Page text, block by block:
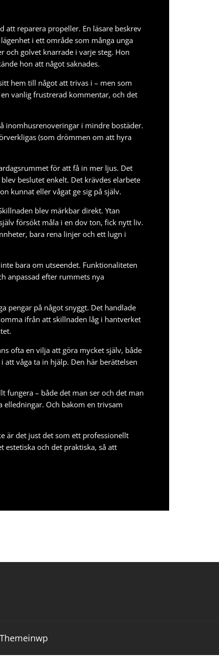
att reparera propeller. En läsare beskrev
i ett område som många unga
och golvet knarrade i varje steg. Hon
hon att något saknades.
hem till något att trivas i – men som
vanlig frustrerad kommentar, och det
inomhusrenoveringar i mindre bostäder.
(som drömmen om att hyra
för att få in mer ljus. Det
beslutet enkelt. Det krävdes elarbete
kunnat eller vågat ge sig på själv.
blev märkbar direkt. Ytan
försökt måla i en dov ton, fick nytt liv.
bara rena linjer och ett lugn i
bara om utseendet. Funktionaliteten
anpassad efter rummets nya
pengar på något snyggt. Det handlade
ifrån att skillnaden låg i hantverket
ofta en vilja att göra mycket själv, både
att våga ta in hjälp. Den här berättelsen
fungera – både det man ser och det man
elledningar. Och bakom en trivsam
är det just det som ett professionellt
estetiska och det praktiska, så att
Themeinwp